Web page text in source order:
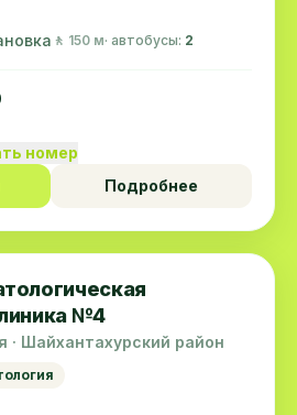
🚶 150 м· автобусы: 2
номер
Подробнее
№4
· Шайхантахурский район